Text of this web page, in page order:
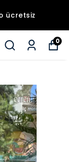
ücretsiz
0